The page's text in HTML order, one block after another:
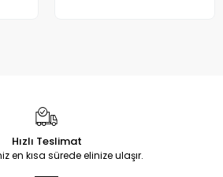
Hızlı Teslimat
en kısa sürede elinize ulaşır.